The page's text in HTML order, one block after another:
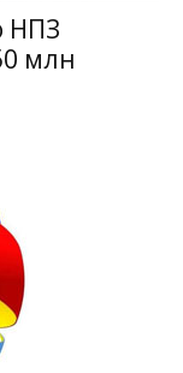
НПЗ
млн